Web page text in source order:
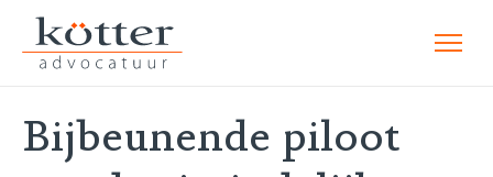
Bijbeunende piloot